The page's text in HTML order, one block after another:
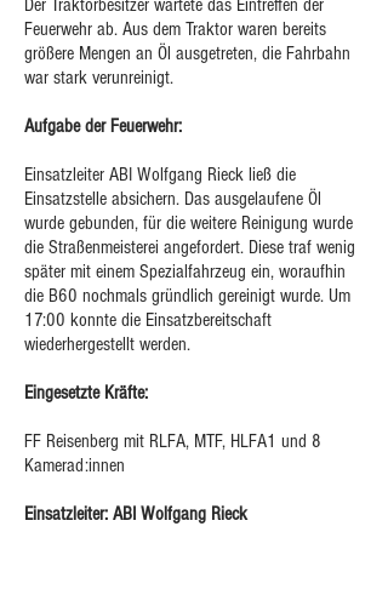
Der Traktorbesitzer wartete das Eintreffen der
Feuerwehr ab. Aus dem Traktor waren bereits
größere Mengen an Öl ausgetreten, die Fahrbahn
war stark verunreinigt.
Aufgabe der Feuerwehr:
Einsatzleiter ABI Wolfgang Rieck ließ die
Einsatzstelle absichern. Das ausgelaufene Öl
wurde gebunden, für die weitere Reinigung wurde
die Straßenmeisterei angefordert. Diese traf wenig
später mit einem Spezialfahrzeug ein, woraufhin
die B60 nochmals gründlich gereinigt wurde. Um
17:00 konnte die Einsatzbereitschaft
wiederhergestellt werden.
Eingesetzte Kräfte:
FF Reisenberg mit RLFA, MTF, HLFA1 und 8
Kamerad:innen
Einsatzleiter: ABI Wolfgang Rieck